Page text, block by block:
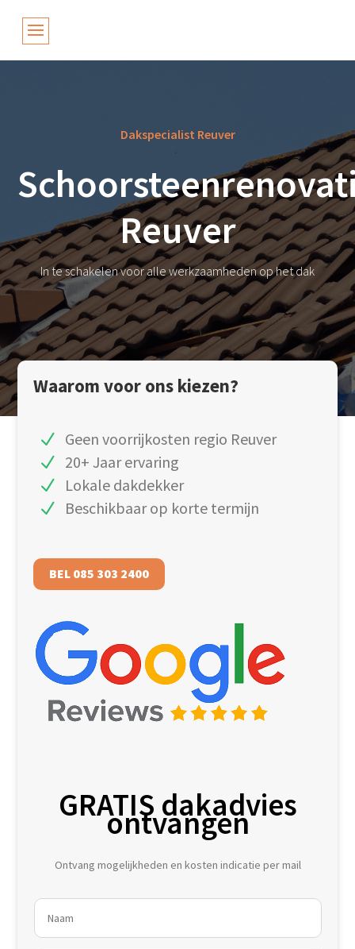
Dakspecialist Reuver
Reuver
In te schakelen voor alle werkzaamheden op het dak
Waarom voor ons kiezen?
Geen voorrijkosten regio Reuver
20+ Jaar ervaring
Lokale dakdekker
Beschikbaar op korte termijn
BEL 085 303 2400
GRATIS dakadvies
ontvangen
Ontvang mogelijkheden en kosten indicatie per mail